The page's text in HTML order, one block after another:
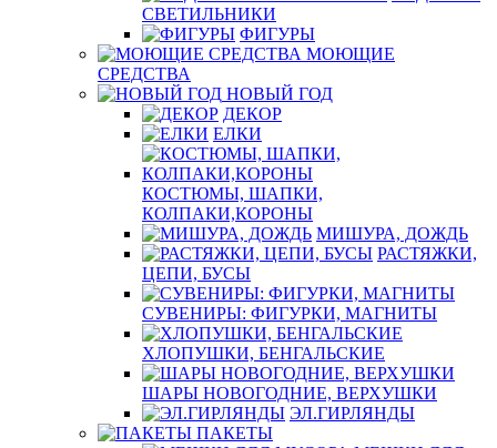
СВЕТИЛЬНИКИ
ФИГУРЫ
МОЮЩИЕ
СРЕДСТВА
НОВЫЙ ГОД
ДЕКОР
ЕЛКИ
КОСТЮМЫ, ШАПКИ,
КОЛПАКИ,КОРОНЫ
МИШУРА, ДОЖДЬ
РАСТЯЖКИ,
ЦЕПИ, БУСЫ
СУВЕНИРЫ: ФИГУРКИ, МАГНИТЫ
ХЛОПУШКИ, БЕНГАЛЬСКИЕ
ШАРЫ НОВОГОДНИЕ, ВЕРХУШКИ
ЭЛ.ГИРЛЯНДЫ
ПАКЕТЫ